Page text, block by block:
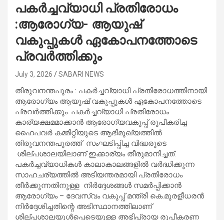
പകർച്ചവ്യാധി പ്രതിരോധം
:ആരോഗ്യ- ആയുഷ്
വകുപ്പുകൾ ഏകോപനത്തോടെ
പ്രവർത്തിക്കും
July 3, 2026 SABARI NEWS
തിരുവനന്തപുരം : പകർച്ചവ്യാധി പ്രതിരോധത്തിനായി
ആരോഗ്യം ആയുഷ് വകുപ്പുകൾ ഏകോപനത്തോടെ
പ്രവർത്തിക്കും. പകർച്ചവ്യാധി പ്രതിരോധം
കാര്യക്ഷമമാക്കാൻ ആരോഗ്യവകുപ്പ് രൂപീകരിച്ച
ഹൈപവർ കമ്മിറ്റിയുടെ ആഭിമുഖ്യത്തിൽ
തിരുവനന്തപുരത്ത് സംഘടിപ്പിച്ച വിദ്ധരുടെ
ശില്പശാലയിലാണ് ഇക്കാര്യം തീരുമാനിച്ചത്.
പകർച്ചവ്യാധികൾ കാലാകാലങ്ങളിൽ വർദ്ധിക്കുന്ന
സാഹചര്യത്തിൽ അടിയന്തരമായി പ്രതിരോധം
തീർക്കുന്നതിനുള്ള നിർദ്ദേശങ്ങൾ സമർപ്പിക്കാൻ
ആരോഗ്യം – ദേവസ്വം വകുപ്പ് മന്ത്രി കെ.മുരളീധരൻ
നിർദ്ദേശിച്ചതിന്റെ അടിസ്ഥാനത്തിലാണ്
ശില്പശാലയുൾപ്പെടെയുള്ള അഭിപ്രായ രൂപീകരണ